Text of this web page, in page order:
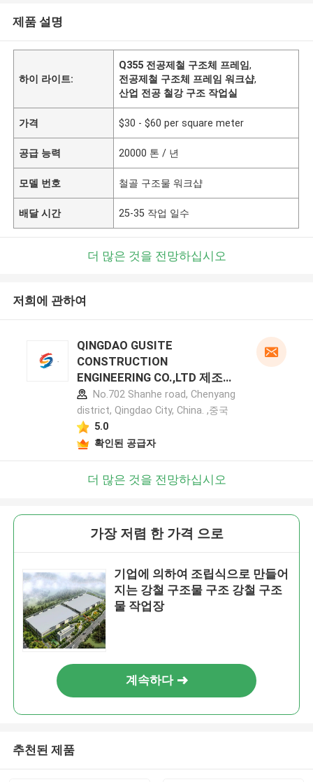
제품 설명
하이 라이트:
Q355 전공제철 구조체 프레임,
전공제철 구조체 프레임 워크샵,
산업 전공 철강 구조 작업실
가격 $30 - $60 per square meter
공급 능력 20000 톤 / 년
모델 번호 철골 구조물 워크샵
배달 시간 25-35 작업 일수
더 많은 것을 전망하십시오
저희에 관하여
QINGDAO GUSITE
CONSTRUCTION
ENGINEERING CO.,LTD 제조업
체 프로필
No.702 Shanhe road, Chenyang
district, Qingdao City, China. ,중국
5.0
확인된 공급자
더 많은 것을 전망하십시오
가장 저렴 한 가격 으로
기업에 의하여 조립식으로 만들어
지는 강철 구조물 구조 강철 구조
물 작업장
계속하다
추천된 제품